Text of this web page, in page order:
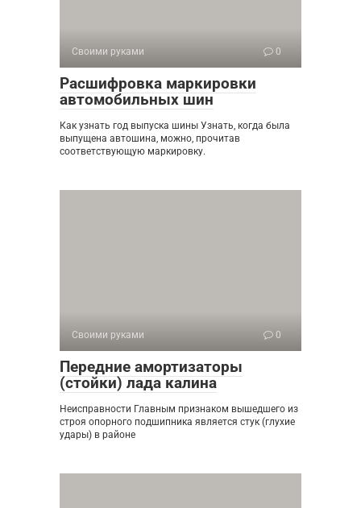
Своими руками 0
Расшифровка маркировки
автомобильных шин
Как узнать год выпуска шины Узнать, когда была
выпущена автошина, можно, прочитав
соответствующую маркировку.
Своими руками 0
Передние амортизаторы
(стойки) лада калина
Неисправности Главным признаком вышедшего из
строя опорного подшипника является стук (глухие
удары) в районе